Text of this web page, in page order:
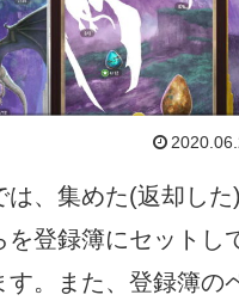
は、集めた(返却し
を登録簿にセットし
す。また、登録簿の